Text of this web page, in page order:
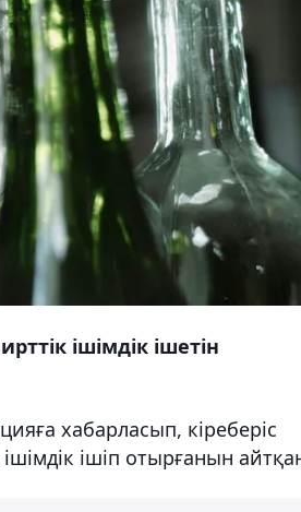
ішімдік ішетін
хабарласып, кіреберіс
ішіп отырғанын